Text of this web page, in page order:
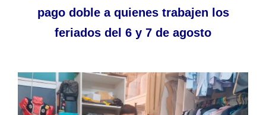
pago doble a quienes trabajen los
feriados del 6 y 7 de agosto